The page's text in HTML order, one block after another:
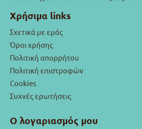
Χρήσιμα links
Σχετικά με εμάς
Όροι χρήσης
Πολιτική απορρήτου
Πολιτική επιστροφών
Cookies
Συχνές ερωτήσεις
Ο λογαριασμός μου